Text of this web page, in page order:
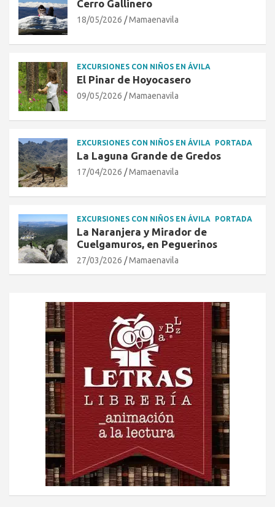
Cerro Gallinero
18/05/2026 Mamaenavila
EXCURSIONES CON NIÑOS EN ÁVILA
El Pinar de Hoyocasero
09/05/2026 Mamaenavila
EXCURSIONES CON NIÑOS EN ÁVILA PORTADA
La Laguna Grande de Gredos
17/04/2026 Mamaenavila
EXCURSIONES CON NIÑOS EN ÁVILA PORTADA
La Naranjera y Mirador de
Cuelgamuros, en Peguerinos
27/03/2026 Mamaenavila